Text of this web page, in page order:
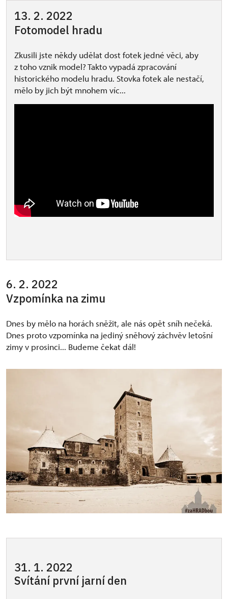
13. 2. 2022
Fotomodel hradu
Zkusili jste někdy udělat dost fotek jedné věci, aby
z toho vznik model? Takto vypadá zpracování
historického modelu hradu. Stovka fotek ale nestačí,
mělo by jich být mnohem víc...
6. 2. 2022
Vzpomínka na zimu
Dnes by mělo na horách sněžit, ale nás opět sníh nečeká.
Dnes proto vzpomínka na jediný sněhový záchvěv letošní
zimy v prosinci... Budeme čekat dál!
31. 1. 2022
Svítání první jarní den